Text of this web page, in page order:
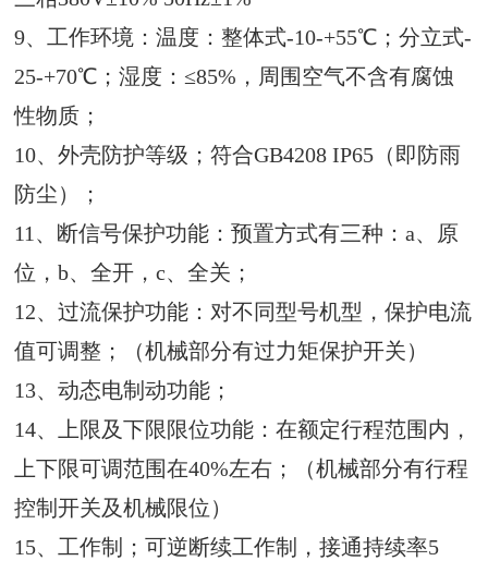
9、工作环境：温度：整体式-10-+55℃；分立式-
25-+70℃；湿度：≤85%，周围空气不含有腐蚀
性物质；
10、外壳防护等级；符合GB4208 IP65（即防雨
防尘）；
11、断信号保护功能：预置方式有三种：a、原
位，b、全开，c、全关；
12、过流保护功能：对不同型号机型，保护电流
值可调整；（机械部分有过力矩保护开关）
13、动态电制动功能；
14、上限及下限限位功能：在额定行程范围内，
上下限可调范围在40%左右；（机械部分有行程
控制开关及机械限位）
15、工作制；可逆断续工作制，接通持续率5